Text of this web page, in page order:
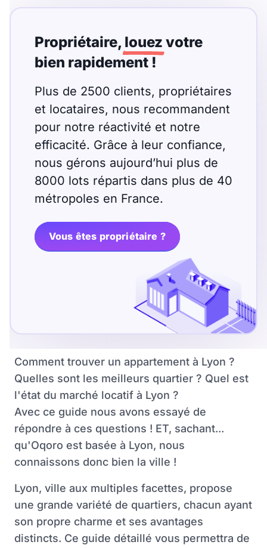
Propriétaire, louez votre
bien rapidement !
Plus de 2500 clients, propriétaires
et locataires, nous recommandent
pour notre réactivité et notre
efficacité. Grâce à leur confiance,
nous gérons aujourd’hui plus de
8000 lots répartis dans plus de 40
métropoles en France.
Vous êtes propriétaire ?
Comment trouver un appartement à Lyon ?
Quelles sont les meilleurs quartier ? Quel est
l'état du marché locatif à Lyon ?
Avec ce guide nous avons essayé de
répondre à ces questions ! ET, sachant...
qu'Oqoro est basée à Lyon, nous
connaissons donc bien la ville !
Lyon, ville aux multiples facettes, propose
une grande variété de quartiers, chacun ayant
son propre charme et ses avantages
distincts. Ce guide détaillé vous permettra de